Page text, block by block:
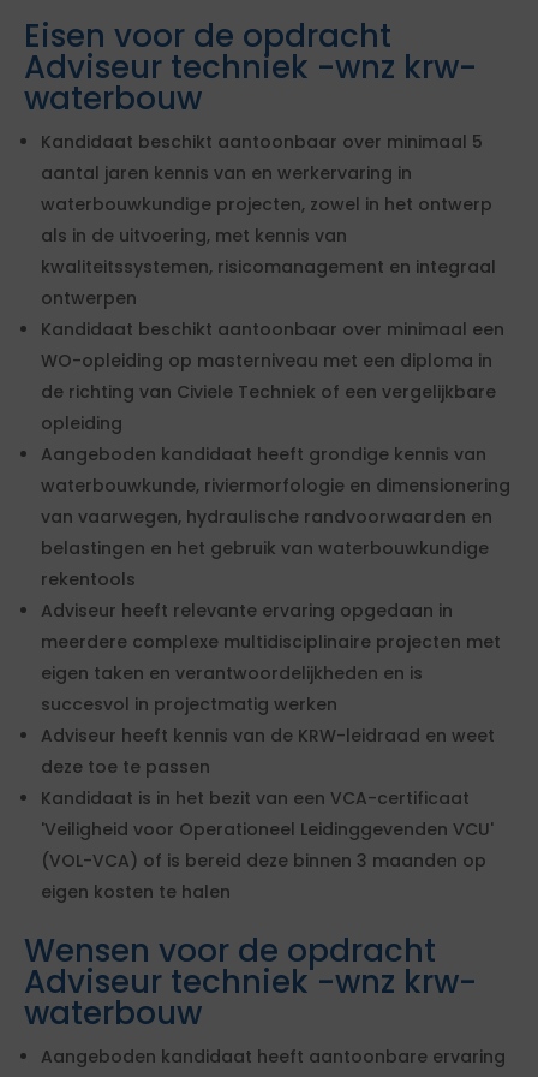
Eisen voor de opdracht
Adviseur techniek -wnz krw-
waterbouw
Kandidaat beschikt aantoonbaar over minimaal 5
aantal jaren kennis van en werkervaring in
waterbouwkundige projecten, zowel in het ontwerp
als in de uitvoering, met kennis van
kwaliteitssystemen, risicomanagement en integraal
ontwerpen
Kandidaat beschikt aantoonbaar over minimaal een
WO-opleiding op masterniveau met een diploma in
de richting van Civiele Techniek of een vergelijkbare
opleiding
Aangeboden kandidaat heeft grondige kennis van
waterbouwkunde, riviermorfologie en dimensionering
van vaarwegen, hydraulische randvoorwaarden en
belastingen en het gebruik van waterbouwkundige
rekentools
Adviseur heeft relevante ervaring opgedaan in
meerdere complexe multidisciplinaire projecten met
eigen taken en verantwoordelijkheden en is
succesvol in projectmatig werken
Adviseur heeft kennis van de KRW-leidraad en weet
deze toe te passen
Kandidaat is in het bezit van een VCA-certificaat
'Veiligheid voor Operationeel Leidinggevenden VCU'
(VOL-VCA) of is bereid deze binnen 3 maanden op
eigen kosten te halen
Wensen voor de opdracht
Adviseur techniek -wnz krw-
waterbouw
Aangeboden kandidaat heeft aantoonbare ervaring